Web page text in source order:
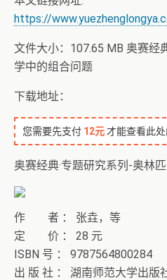
https://
文件大小：107.65 MB 奥赛经
学中的组合问题
下载地址：
您需要先支付 12元 才能查看此处
奥赛经典·专题研究系列-奥林
作 者 ： 张垚，等
定 价 ： 28 元
ISBN 号 ： 9787564800284
出 版 社 ： 湖南师范大学出版